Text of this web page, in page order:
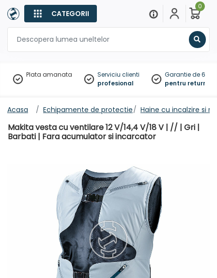
CATEGORII
0
Plata amanata
Serviciu clienti
profesional
Garantie de 60
pentru
Acasa Echipamente de protectie Haine cu incalzire si
Makita vesta cu ventilare 12 V/14,4 V/18 V | // | Gri |
Barbati | Fara acumulator si incarcator